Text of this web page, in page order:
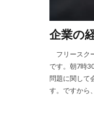
企業の
フリースク
です。朝7時
問題に関して
す。ですから